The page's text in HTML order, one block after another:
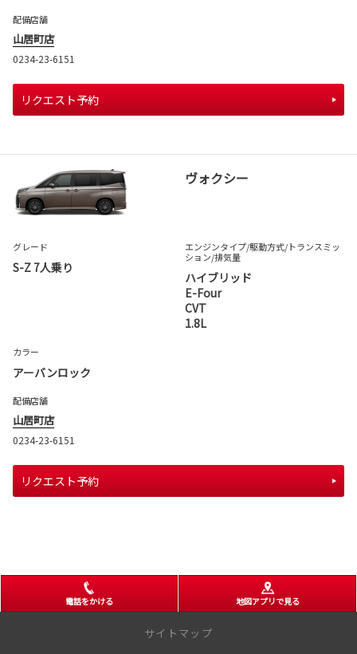
配備店舗
山居町店
0234-23-6151
リクエスト予約
ヴォクシー
グレード
S-Z 7人乗り
エンジンタイプ/駆動方式/トランスミッ
ション/排気量
ハイブリッド
E-Four
CVT
1.8L
カラー
アーバンロック
配備店舗
山居町店
0234-23-6151
リクエスト予約
電話をかける 地図アプリで見る
サイトマップ